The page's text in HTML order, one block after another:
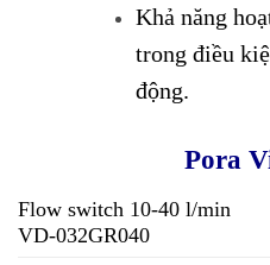
Khả năng
trong điều
động.
Pora
Flow switch 10-40 l/min
VD-032GR040